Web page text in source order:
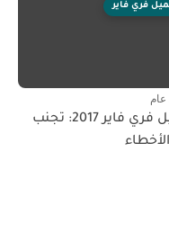
فري فاير
عام
تحميل فري فاير 2017: تجنب